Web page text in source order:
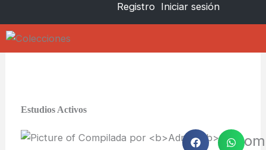
Registro Iniciar sesión
Estudios Activos